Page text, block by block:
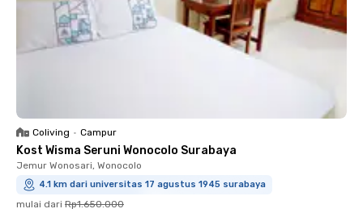
Coliving • Campur
Kost Wisma Seruni Wonocolo Surabaya
Jemur Wonosari, Wonocolo
4.1 km dari universitas 17 agustus 1945 surabaya
mulai dari Rp1.650.000